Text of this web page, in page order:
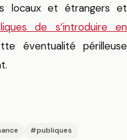
locaux et étrangers et
de s’introduire en
éventualité périlleuse
#publiques